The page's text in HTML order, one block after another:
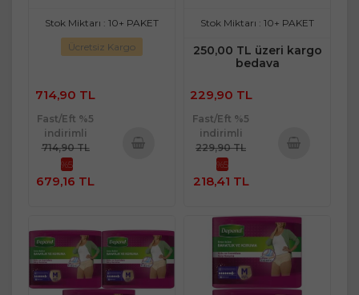
Stok Miktarı : 10+ PAKET
Ücretsiz Kargo
714,90 TL
Fast/Eft %5
indirimli
714,90 TL
%5
679,16 TL
Stok Miktarı : 10+ PAKET
250,00 TL üzeri kargo
bedava
229,90 TL
Fast/Eft %5
indirimli
229,90 TL
%5
218,41 TL